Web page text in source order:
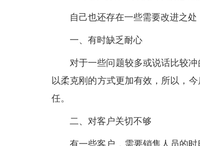
自己也还存在一些需要改进之处
一、有时缺乏耐心
对于一些问题较多或说话比较
以柔克刚的方式更加有效，所以，
任。
二、对客户关切不够
有一些客户，需要销售人员的